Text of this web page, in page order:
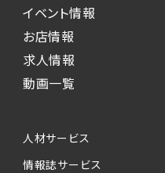
イベント情報
お店情報
求人情報
動画一覧
人材サービス
情報誌サービス